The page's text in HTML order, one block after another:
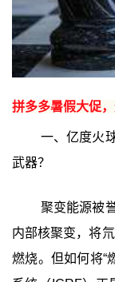
拼多多暑假大促
一、亿度火
武器？
聚变能源被
内部核聚变，将
燃烧。但如何将“